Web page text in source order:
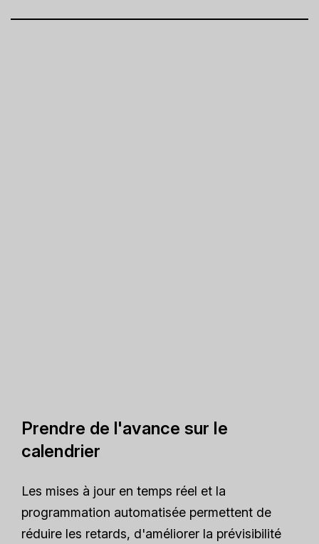
Prendre de l'avance sur le
calendrier
Les mises à jour en temps réel et la
programmation automatisée permettent de
réduire les retards, d'améliorer la prévisibilité